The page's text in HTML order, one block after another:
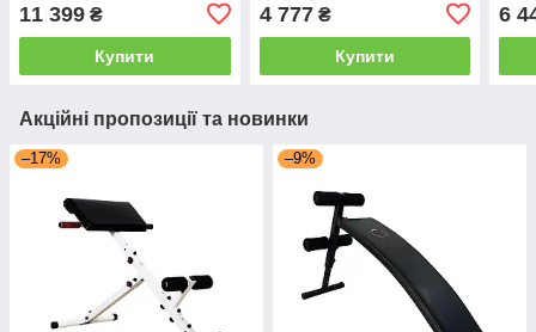
11 399 ₴
Купити
4 777₴
Купити
6
Акційні пропозиції та новинки
–17% –9%